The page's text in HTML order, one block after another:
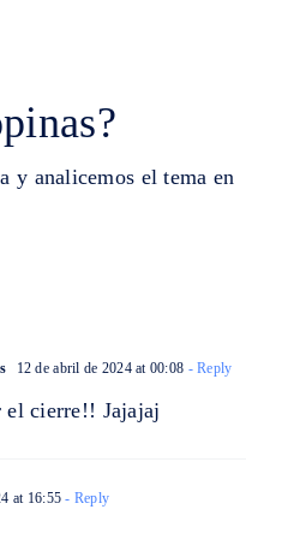
y analicemos el tema en
12 de abril de 2024 at 00:08 - Reply
el cierre!! Jajajaj
at 16:55 - Reply